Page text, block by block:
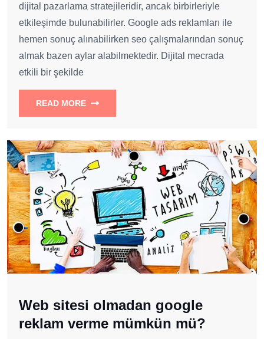
dijital pazarlama stratejileridir, ancak birbirleriyle
etkileşimde bulunabilirler. Google ads reklamları ile
hemen sonuç alınabilirken seo çalışmalarından sonuç
almak bazen aylar alabilmektedir. Dijital mecrada
etkili bir şekilde
READ MORE
Web sitesi olmadan google
reklam verme mümkün mü?